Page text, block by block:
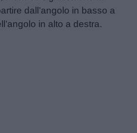
dall’angolo in basso a
in alto a destra.